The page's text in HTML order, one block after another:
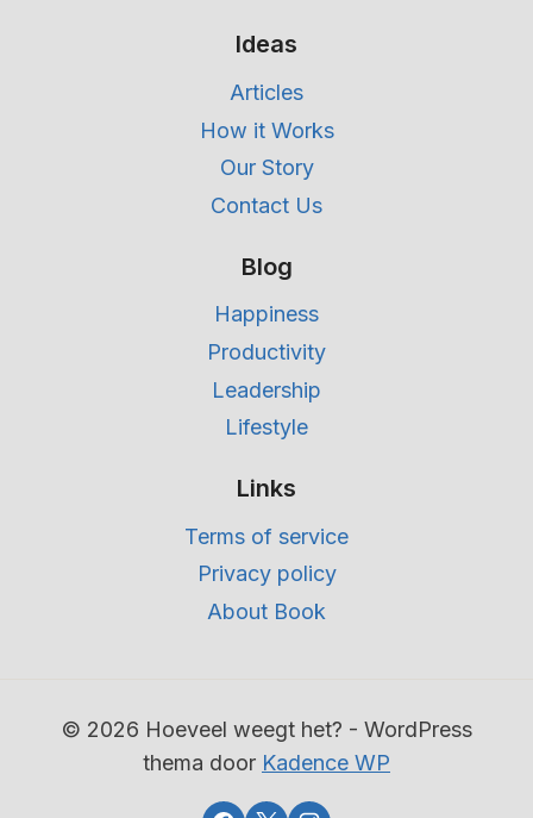
Ideas
Articles
How it Works
Our Story
Contact Us
Blog
Happiness
Productivity
Leadership
Lifestyle
Links
Terms of service
Privacy policy
About Book
© 2026 Hoeveel weegt het? - WordPress
thema door Kadence WP